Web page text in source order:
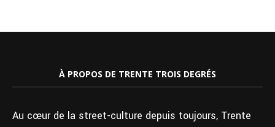
À PROPOS DE TRENTE TROIS DEGRÉS
Au cœur de la street-culture depuis toujours, Trente